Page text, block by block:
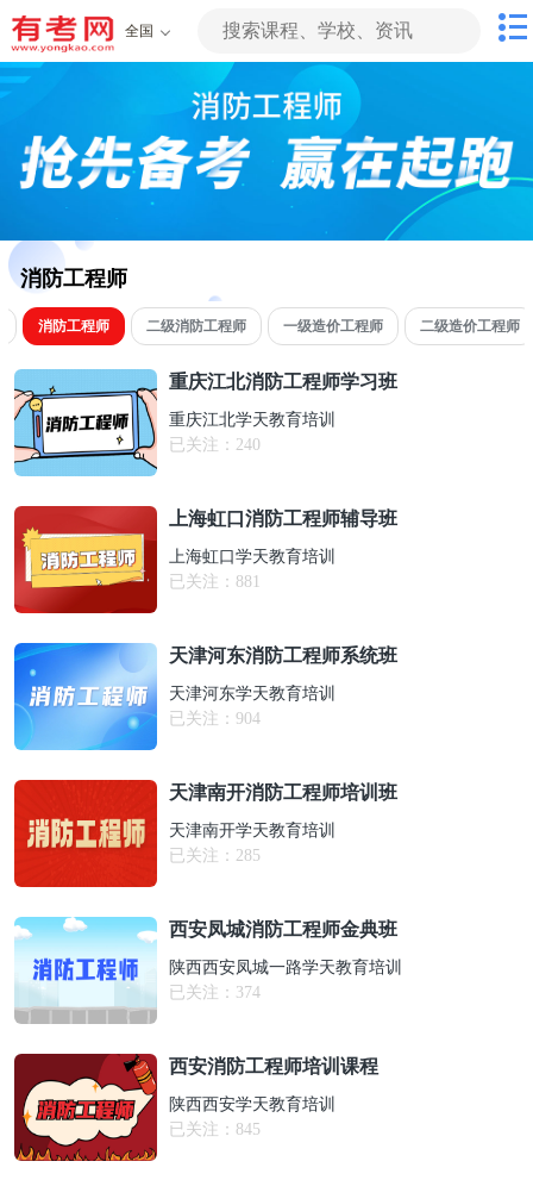
全国
消防工程师
消防工程师 二级消防工程师 一级造价工程师 二级造价工程师
重庆江北消防工程师学习班
重庆江北学天教育培训
已关注： 240
上海虹口消防工程师辅导班
上海虹口学天教育培训
已关注： 881
天津河东消防工程师系统班
天津河东学天教育培训
已关注： 904
天津南开消防工程师培训班
天津南开学天教育培训
已关注： 285
西安凤城消防工程师金典班
陕西西安凤城一路学天教育培训
已关注： 374
西安消防工程师培训课程
陕西西安学天教育培训
已关注： 845